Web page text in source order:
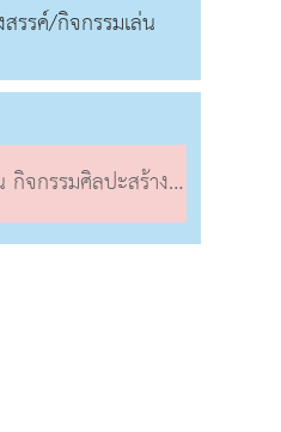
รรค์/กิจกรรมเล่น
สร้างสรรค์/กิจกรรมเล่นตามมุม